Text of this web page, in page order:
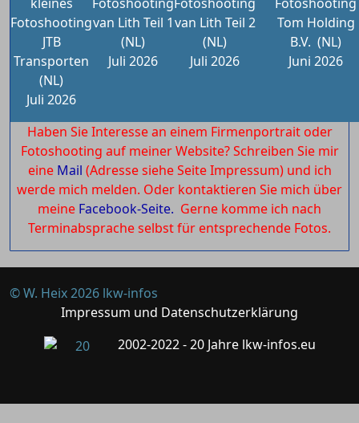
Fotoshooting
JTB
Transporten
(NL)
Juli 2026
van Lith Teil 1
(NL)
Juli 2026
van Lith Teil 2
(NL)
Juli 2026
Tom Holding
B.V. (NL)
Juni 2026
Haben Sie Interesse an einem Firmenportrait oder
Fotoshooting auf meiner Website? Schreiben Sie mir
eine Mail (Adresse siehe Seite Impressum) und ich
werde mich melden. Oder kontaktieren Sie mich über
meine Facebook-Seite. Gerne komme ich nach
Terminabsprache selbst für entsprechende Fotos.
© W. Heix 2026 lkw-infos
Impressum und Datenschutzerklärung
2002-2022 - 20 Jahre lkw-infos.eu